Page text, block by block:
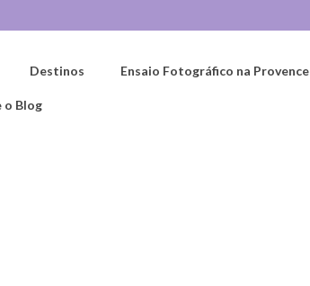
Destinos Ensaio Fotográfico na Provence
o Blog